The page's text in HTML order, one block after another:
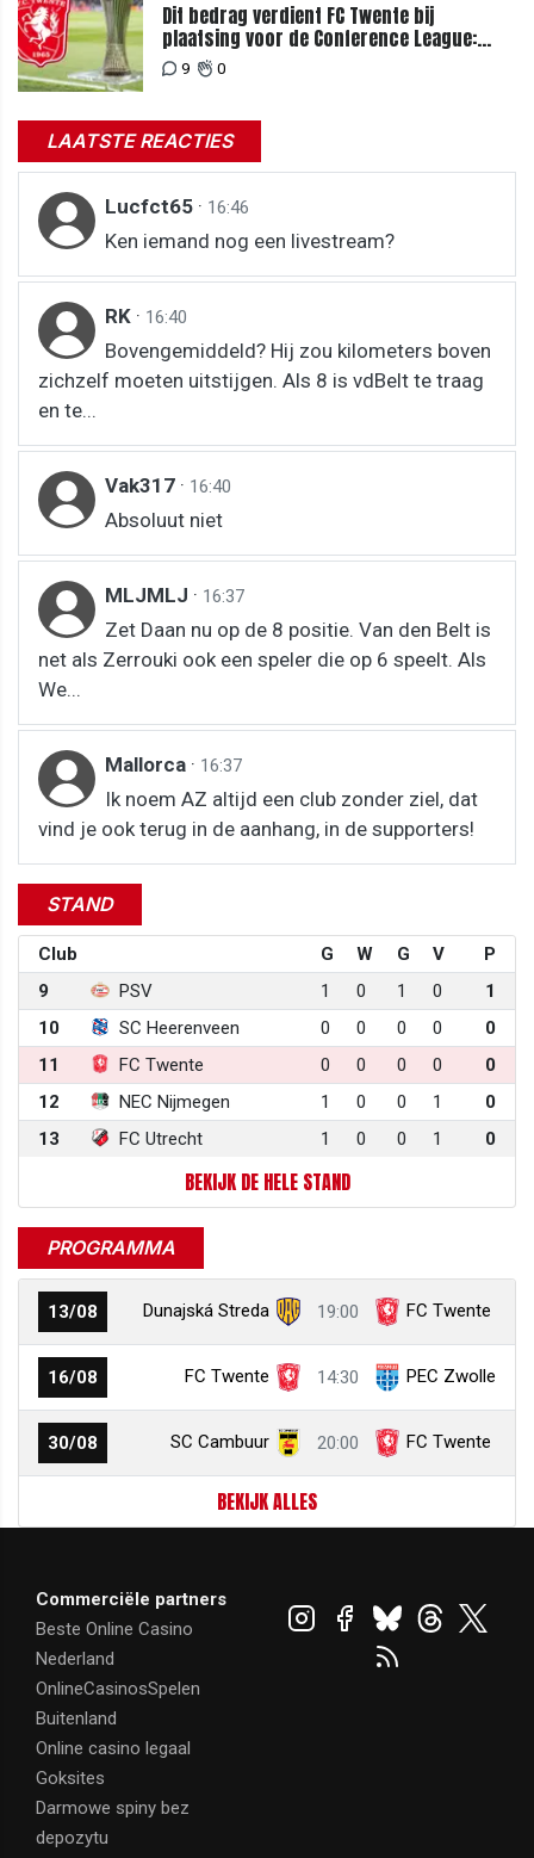
Dit bedrag verdient FC Twente bij
plaatsing voor de Conference League:
zoveel loopt het mis bij uitschakeling
9 0
LAATSTE REACTIES
Lucfct65 · 16:46
Ken iemand nog een livestream?
RK · 16:40
Bovengemiddeld? Hij zou kilometers boven
zichzelf moeten uitstijgen. Als 8 is vdBelt te traag
en te...
Vak317 · 16:40
Absoluut niet
MLJMLJ · 16:37
Zet Daan nu op de 8 positie. Van den Belt is
net als Zerrouki ook een speler die op 6 speelt. Als
We...
Mallorca · 16:37
Ik noem AZ altijd een club zonder ziel, dat
vind je ook terug in de aanhang, in de supporters!
STAND
Club G W G V
P
9
PSV 1 0 1 0
1
10
SC Heerenveen 0 0 0 0
0
11
FC Twente 0 0 0 0
0
12
NEC Nijmegen 1 0 0 1
0
13
FC Utrecht 1 0 0 1 0
BEKIJK DE HELE STAND
PROGRAMMA
13/08 Dunajská Streda 19:00 FC Twente
16/08 FC Twente 14:30 PEC Zwolle
30/08 SC Cambuur 20:00 FC Twente
BEKIJK ALLES
Commerciële partners
Beste Online Casino
Nederland
OnlineCasinosSpelen
Buitenland
Online casino legaal
Goksites
Darmowe spiny bez
depozytu